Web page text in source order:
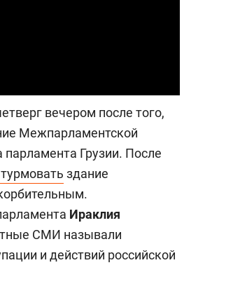
вечером после того,
Межпарламентской
парламента Грузии. После
здание
Ираклия
СМИ называли
и действий российской